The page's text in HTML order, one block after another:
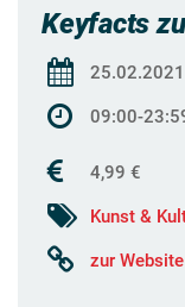
Keyfacts
25.02.2021
09:00-
4,99 €
Kunst &
zur Website